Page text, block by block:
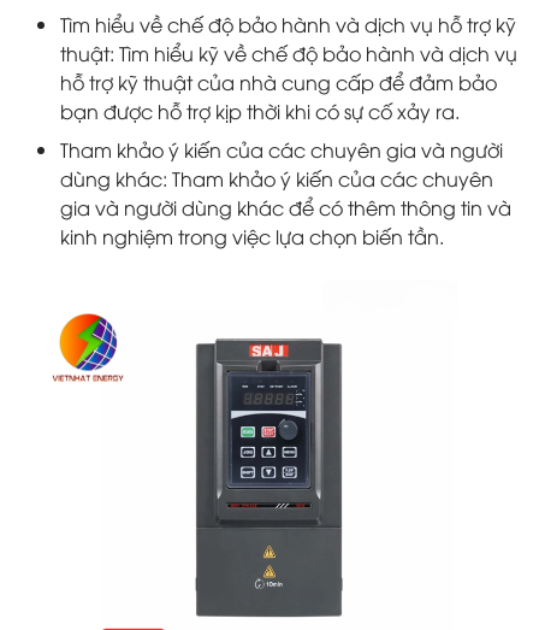
Tìm hiểu về chế độ bảo hành và dịch vụ hỗ trợ kỹ
thuật: Tìm hiểu kỹ về chế độ bảo hành và dịch vụ
hỗ trợ kỹ thuật của nhà cung cấp để đảm bảo
bạn được hỗ trợ kịp thời khi có sự cố xảy ra.
Tham khảo ý kiến của các chuyên gia và người
dùng khác: Tham khảo ý kiến của các chuyên
gia và người dùng khác để có thêm thông tin và
kinh nghiệm trong việc lựa chọn biến tần.